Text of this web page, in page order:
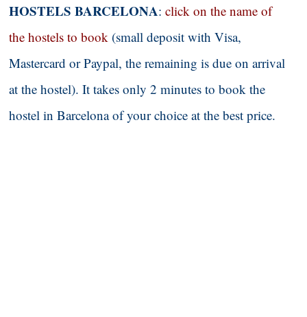
HOSTELS BARCELONA: click on the name of
the hostels to book (small deposit with Visa,
Mastercard or Paypal, the remaining is due on arrival
at the hostel). It takes only 2 minutes to book the
hostel in Barcelona of your choice at the best price.